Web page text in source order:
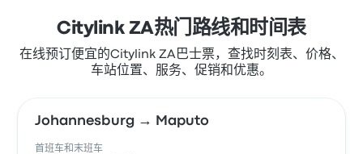
Citylink ZA热门路线和时间表
在线预订便宜的Citylink ZA巴士票，查找时刻表、价格、
车站位置、服务、促销和优惠。
Johannesburg → Maputo
首班车和末班车